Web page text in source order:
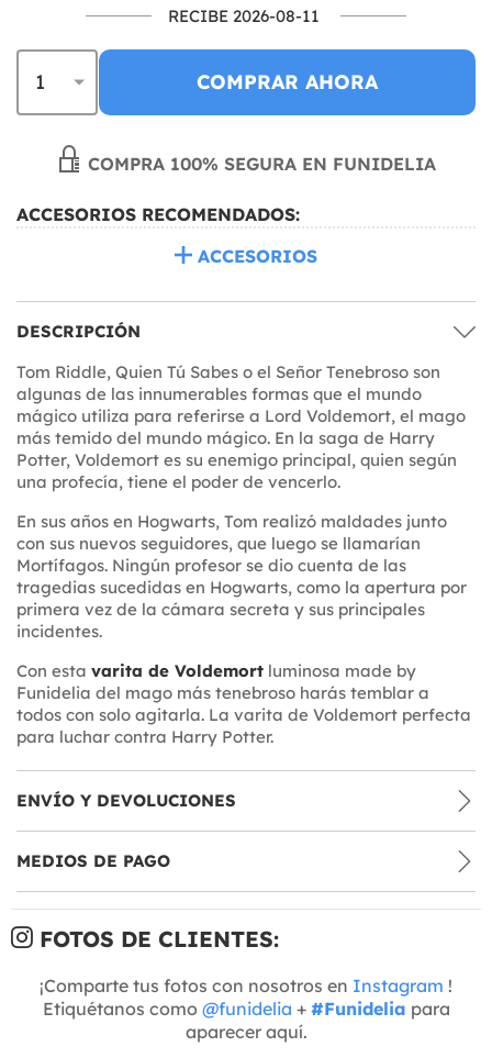
RECIBE 2026-08-11
COMPRAR AHORA
COMPRA 100% SEGURA EN FUNIDELIA
ACCESORIOS RECOMENDADOS:
ACCESORIOS
DESCRIPCIÓN
Tom Riddle, Quien Tú Sabes o el Señor Tenebroso son
algunas de las innumerables formas que el mundo
mágico utiliza para referirse a Lord Voldemort, el mago
más temido del mundo mágico. En la saga de Harry
Potter, Voldemort es su enemigo principal, quien según
una profecía, tiene el poder de vencerlo.
En sus años en Hogwarts, Tom realizó maldades junto
con sus nuevos seguidores, que luego se llamarían
Mortífagos. Ningún profesor se dio cuenta de las
tragedias sucedidas en Hogwarts, como la apertura por
primera vez de la cámara secreta y sus principales
incidentes.
Con esta varita de Voldemort luminosa made by
Funidelia del mago más tenebroso harás temblar a
todos con solo agitarla. La varita de Voldemort perfecta
para luchar contra Harry Potter.
ENVÍO Y DEVOLUCIONES
MEDIOS DE PAGO
FOTOS DE CLIENTES:
¡Comparte tus fotos con nosotros en Instagram !
Etiquétanos como @funidelia + #Funidelia para
aparecer aquí.